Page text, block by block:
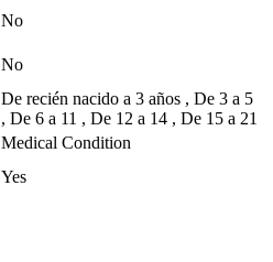
No
No
De recién nacido a 3 años , De 3 a 5
, De 6 a 11 , De 12 a 14 , De 15 a 21
Medical Condition
Yes